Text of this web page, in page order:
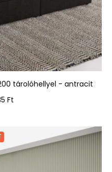
tárolóhellyel - antracit
Ft